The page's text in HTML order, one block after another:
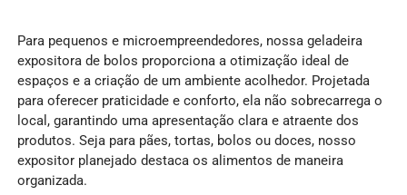
Para pequenos e microempreendedores, nossa geladeira
expositora de bolos proporciona a otimização ideal de
espaços e a criação de um ambiente acolhedor. Projetada
para oferecer praticidade e conforto, ela não sobrecarrega o
local, garantindo uma apresentação clara e atraente dos
produtos. Seja para pães, tortas, bolos ou doces, nosso
expositor planejado destaca os alimentos de maneira
organizada.